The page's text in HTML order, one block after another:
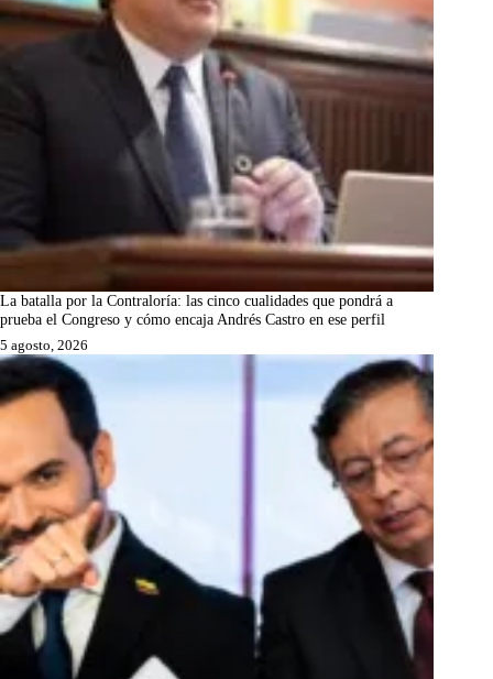
La batalla por la Contraloría: las cinco cualidades que pondrá a
prueba el Congreso y cómo encaja Andrés Castro en ese perfil
5 agosto, 2026